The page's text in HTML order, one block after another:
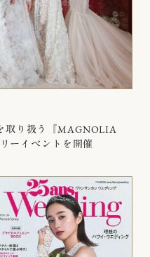
取り扱う『MAGNOLIA
ーイベントを開催